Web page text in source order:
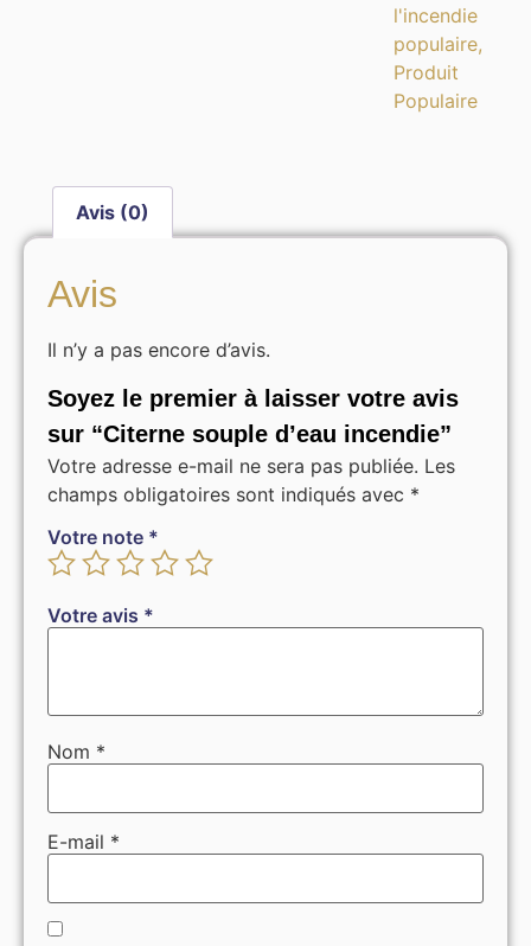
l'incendie
populaire,
Produit
Populaire
Avis (0)
Avis
Il n’y a pas encore d’avis.
Soyez le premier à laisser votre avis
sur “Citerne souple d’eau incendie”
Votre adresse e-mail ne sera pas publiée. Les
champs obligatoires sont indiqués avec *
Votre note *
Votre avis *
Nom *
E-mail *